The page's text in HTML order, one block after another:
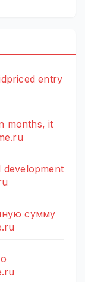
entry
months, it
development
сумму